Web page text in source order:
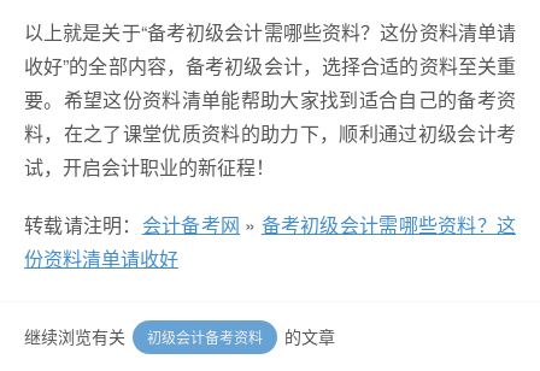
以上就是关于“备考初级会计需哪些资料？这份资料清单请
收好”的全部内容，备考初级会计，选择合适的资料至关重
要。希望这份资料清单能帮助大家找到适合自己的备考资
料，在之了课堂优质资料的助力下，顺利通过初级会计考
试，开启会计职业的新征程！
转载请注明： 会计备考网 » 备考初级会计需哪些资料？这
份资料清单请收好
继续浏览有关 初级会计备考资料 的文章